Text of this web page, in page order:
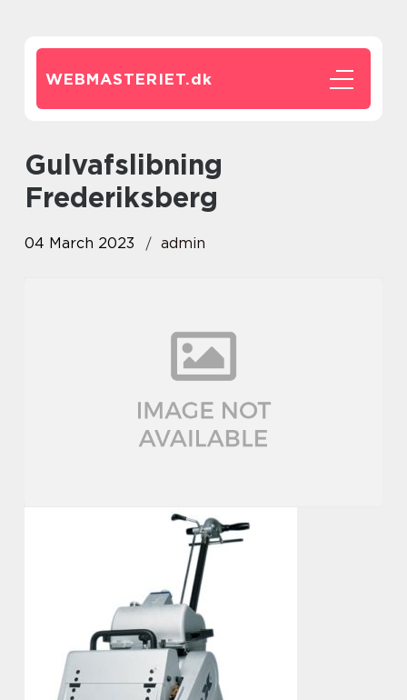
WEBMASTERIET.dk
Gulvafslibning
Frederiksberg
04 March 2023 admin